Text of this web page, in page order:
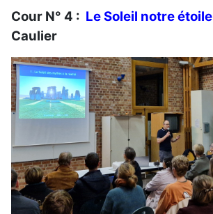
Cour N° 4 : Le Soleil notre étoile
Caulier